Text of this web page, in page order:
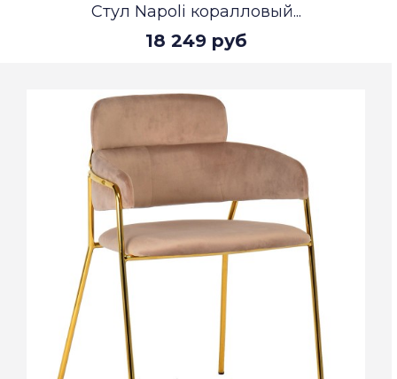
Стул Napoli коралловый...
18 249 руб